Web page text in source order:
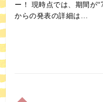
ー！ 現時点では、期間が
からの発表の詳細は…